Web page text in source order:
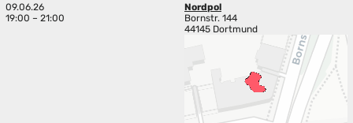
09.06.26
19:00 – 21:00
Nordpol
Bornstr. 144
44145 Dortmund